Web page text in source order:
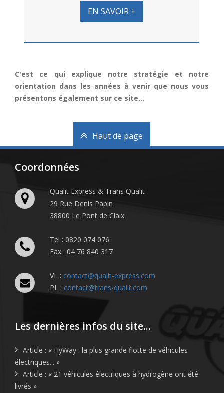
EN SAVOIR +
C'est ce qui explique notre stratégie et notre
orientation dans les années à venir que nous vous
présentons également sur ce site...
Haut de page
Coordonnées
Qualit Express & Trans Qualit
29 Rue Denis Papin
38800 Le Pont de Claix
Tel : 0820 074 076
Fax : 04 76 840 317
VL : contact@qualit-express.com
PL : contact@trans-qualit.com
Les dernières infos du site...
Article : « HyWay : la plus grande flotte de véhicules
électriques... »
Article : « 21 véhicules électriques à hydrogène ont été
livrés »